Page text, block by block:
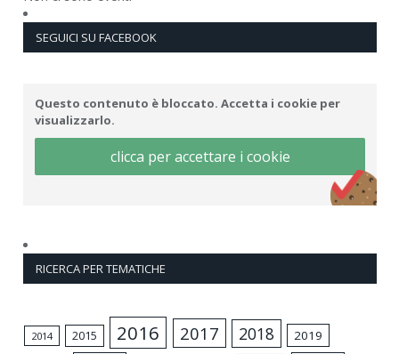
SEGUICI SU FACEBOOK
Questo contenuto è bloccato. Accetta i cookie per
visualizzarlo.
clicca per accettare i cookie
RICERCA PER TEMATICHE
2014 2015 2016 2017 2018 2019